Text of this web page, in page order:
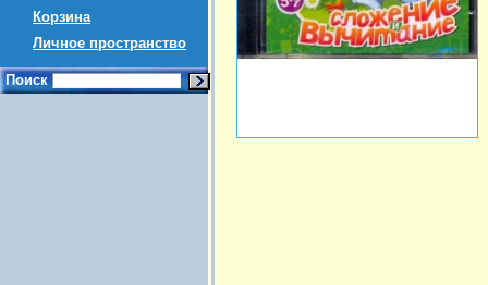
Корзина
Личное пространство
Поиск